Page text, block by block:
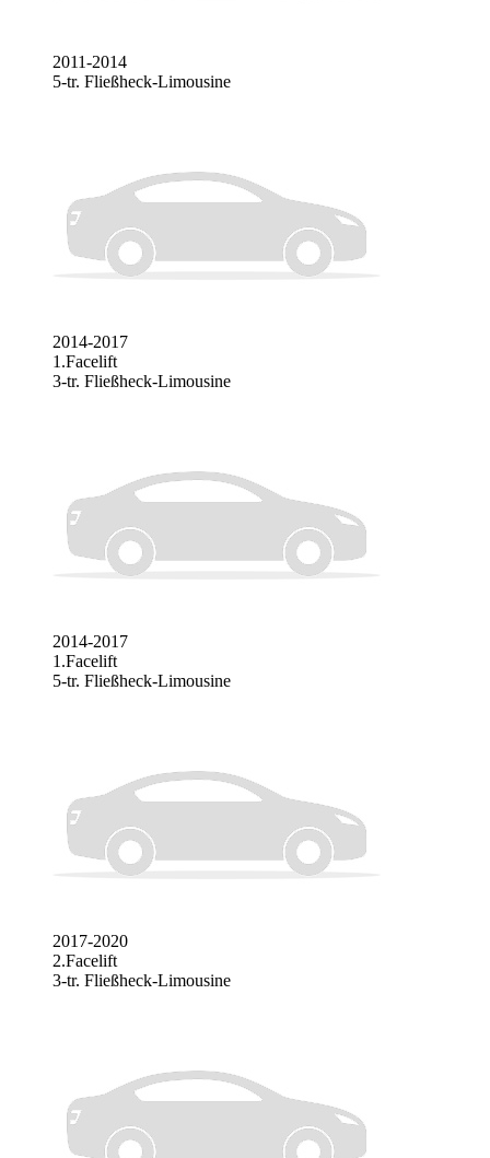
2011-2014
5-tr. Fließheck-Limousine
2014-2017
1.Facelift
3-tr. Fließheck-Limousine
2014-2017
1.Facelift
5-tr. Fließheck-Limousine
2017-2020
2.Facelift
3-tr. Fließheck-Limousine